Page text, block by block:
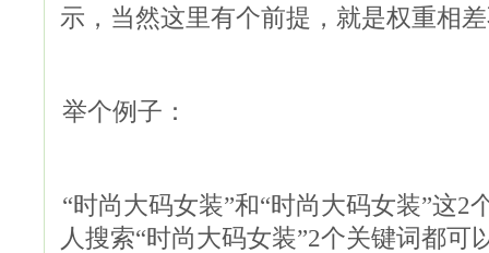
示，当然这里有个前提，就是权重相
举个例子：
“时尚大码女装”和“时尚大码女装”这2
人搜索“时尚大码女装”2个关键词都可